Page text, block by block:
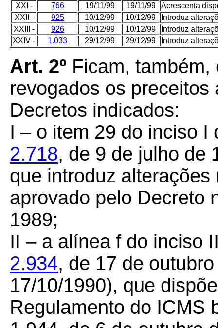
XXI - 766 19/11/99 19/11/99
Acrescenta
XXII -
925 10/12/99 10/12/99
Introduz
XXIII -
926 10/12/99 10/12/99
Introduz
XXIV -
1.033 29/12/99 29/12/99 Introduz
Art. 2º Ficam,
revogados os
Decretos indicados:
I – o item 29 do inciso I
2.718, de 9 de julho de
que introduz
aprovado pelo Decreto
1989;
II – a alínea f do inciso
2.934, de 17 de
17/10/1990), que
Regulamento do ICMS